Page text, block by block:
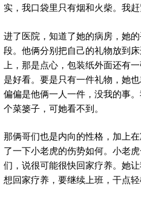
实，我口袋里只有烟和火柴。我赶
进了医院，知道了她的病房，她
段。他俩分别把自己的礼物放到
上，那是点心，包装纸外面还有
是好看。要是只有一件礼物，她
偏偏是他俩一人一件，没我的事
个菜篓子，可她看不到。
那俩哥们也是内向的性格，加上
了一下小老虎的伤势如何。小老
们，说很可能很快回家疗养。她
想回家疗养，要继续上班，干点轻